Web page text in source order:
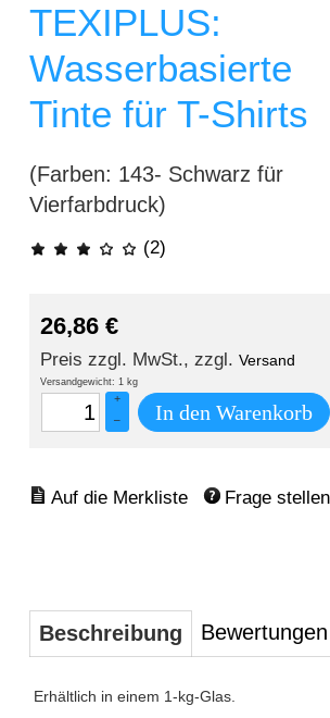
TEXIPLUS:
Wasserbasierte
Tinte für T-Shirts
(Farben: 143- Schwarz für
Vierfarbdruck)
(2)
26,86 €
Preis zzgl. MwSt., zzgl.Versand
Versandgewicht: 1 kg
+
–
In den Warenkorb
Frage stellen
Beschreibung
Erhältlich in einem 1-kg-Glas.